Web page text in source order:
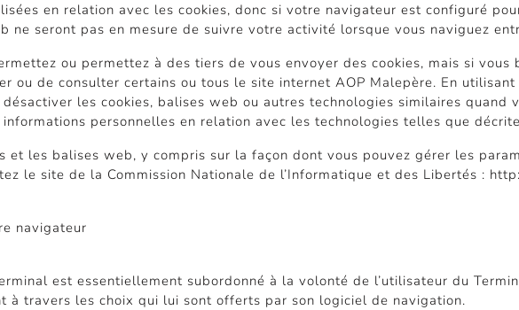
en relation avec les cookies, donc si votre navigateur est configuré
ne seront pas en mesure de suivre votre activité lorsque vous naviguez
ou permettez à des tiers de vous envoyer des cookies, mais si vous
ou de consulter certains ou tous le site internet AOP Malepère. En
les cookies, balises web ou autres technologies similaires quand
personnelles en relation avec les technologies telles que
et les balises web, y compris sur la façon dont vous pouvez gérer les
le site de la Commission Nationale de l’Informatique et des Libertés :
navigateur
est essentiellement subordonné à la volonté de l’utilisateur du
à travers les choix qui lui sont offerts par son logiciel de navigation.